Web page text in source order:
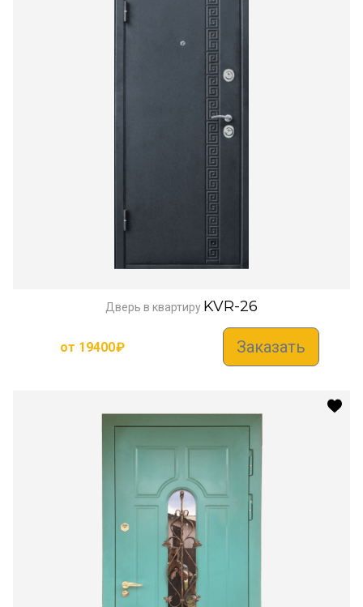
Дверь в квартиру KVR-26
от 19400₽ Заказать